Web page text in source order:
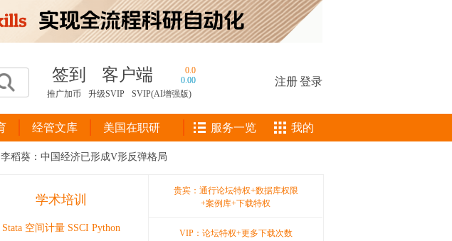
签到 客户端
0.0
0.00
推广加币
升级SVIP SVIP(AI增强版)
注册登录
经管文库 美国在职研 服务一览 我的
李稻葵：中国经济已形成V形反弹格局
学术培训
Stata 空间计量 SSCI Python
贵宾：通行论坛特权+数据库权限
+案例库+下载特权
VIP：论坛特权+更多下载次数